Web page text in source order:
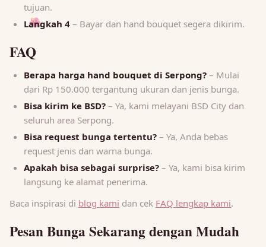
🌺
tujuan.
Langkah 4 – Bayar dan hand bouquet segera dikirim.
FAQ
Berapa harga hand bouquet di Serpong? – Mulai
dari Rp 150.000 tergantung ukuran dan jenis bunga.
Bisa kirim ke BSD? – Ya, kami melayani BSD City dan
seluruh area Serpong.
Bisa request bunga tertentu? – Ya, Anda bebas
request jenis dan warna bunga.
Apakah bisa sebagai surprise? – Ya, kami bisa kirim
langsung ke alamat penerima.
Baca inspirasi di blog kami dan cek FAQ lengkap kami.
Pesan Bunga Sekarang dengan Mudah